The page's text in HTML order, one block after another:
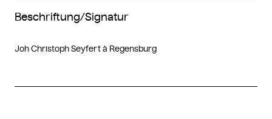
Beschriftung/Signatur
Joh Christoph Seyfert à Regensburg